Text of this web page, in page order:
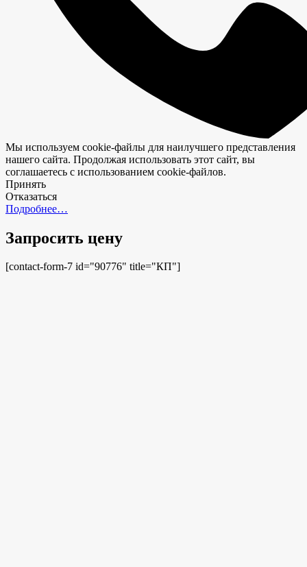
Мы используем cookie-файлы для наилучшего представления
нашего сайта. Продолжая использовать этот сайт, вы
соглашаетесь с использованием cookie-файлов.
Принять
Отказаться
Подробнее…
Запросить цену
[contact-form-7 id="90776" title="КП"]